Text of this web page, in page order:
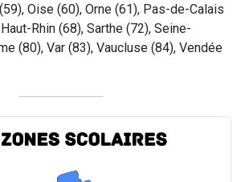
Oise (60), Orne (61), Pas-de-Calais
Rhin (68), Sarthe (72), Seine-
(80), Var (83), Vaucluse (84), Vendée